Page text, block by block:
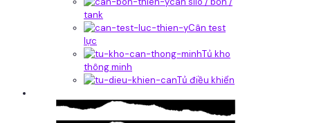
tank
Cân test
lực
Tủ kho
thông minh
Tủ điều khiển